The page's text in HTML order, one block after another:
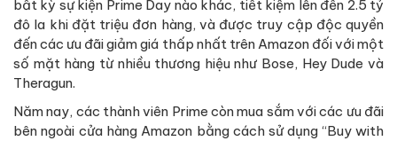
bất kỳ sự kiện Prime Day nào khác, tiết kiệm lên đến 2.5 tỷ
đô la khi đặt triệu đơn hàng, và được truy cập độc quyền
đến các ưu đãi giảm giá thấp nhất trên Amazon đối với một
số mặt hàng từ nhiều thương hiệu như Bose, Hey Dude và
Theragun.
Năm nay, các thành viên Prime còn mua sắm với các ưu đãi
bên ngoài cửa hàng Amazon bằng cách sử dụng “Buy with